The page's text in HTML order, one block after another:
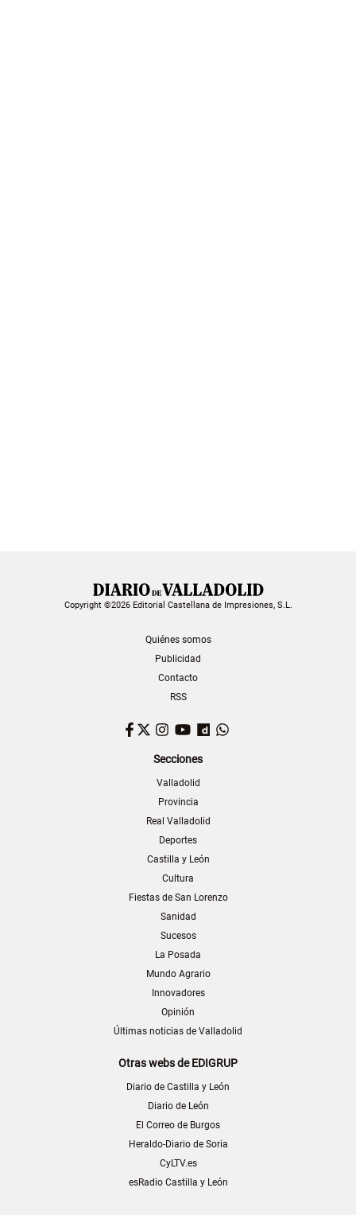
Copyright ©2026 Editorial Castellana de Impresiones, S.L.
Quiénes somos
Publicidad
Contacto
RSS
Facebook
TwitterInstagram
YouTubeDailymotion
Secciones
Valladolid
Provincia
Real Valladolid
Deportes
Castilla y León
Cultura
Fiestas de San Lorenzo
Sanidad
Sucesos
La Posada
Mundo Agrario
Innovadores
Opinión
Últimas noticias de Valladolid
Otras webs de EDIGRUP
Diario de Castilla y León
Diario de León
El Correo de Burgos
Heraldo-Diario de Soria
CyLTV.es
esRadio Castilla y León